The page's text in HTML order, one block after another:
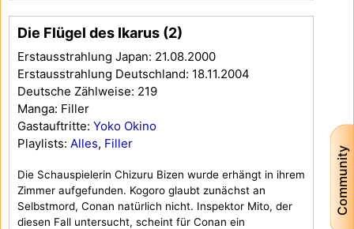
Community
Die Flügel des Ikarus (2)
Erstausstrahlung Japan: 21.08.2000
Erstausstrahlung Deutschland: 18.11.2004
Deutsche Zählweise: 219
Manga: Filler
Gastauftritte: Yoko Okino
Playlists: Alles, Filler
Die Schauspielerin Chizuru Bizen wurde erhängt in ihrem
Zimmer aufgefunden. Kogoro glaubt zunächst an
Selbstmord, Conan natürlich nicht. Inspektor Mito, der
diesen Fall untersucht, scheint für Conan ein